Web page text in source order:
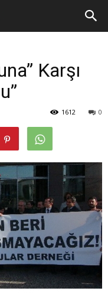
Karşı
0
1612